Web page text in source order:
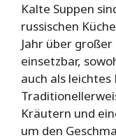
Kalte Suppen
russischen
Jahr über
einsetzbar,
auch als
Kräutern und
um den